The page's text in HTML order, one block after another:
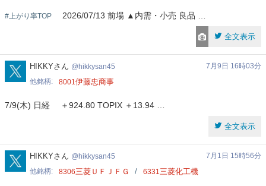
#上がり率TOP 2026/07/13 前場 ▲内需・小売 良品 …
全文表示
hikkysan45
HIKKYさん hikkysan45
7月9日 16時03分
他銘柄
8001伊藤忠商事
7/9(木) 日経 ＋924.80 TOPIX ＋13.94 …
全文表示
hikkysan45
HIKKYさん hikkysan45
7月1日 15時56分
他銘柄
8306三菱ＵＦＪＦＧ 6331三菱化工機